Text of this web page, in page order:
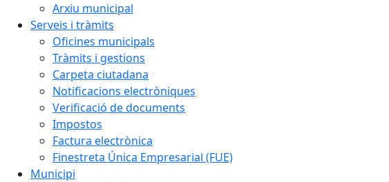
Arxiu municipal
Serveis i tràmits
Oficines municipals
Tràmits i gestions
Carpeta ciutadana
Notificacions electròniques
Verificació de documents
Impostos
Factura electrònica
Finestreta Única Empresarial (FUE)
Municipi